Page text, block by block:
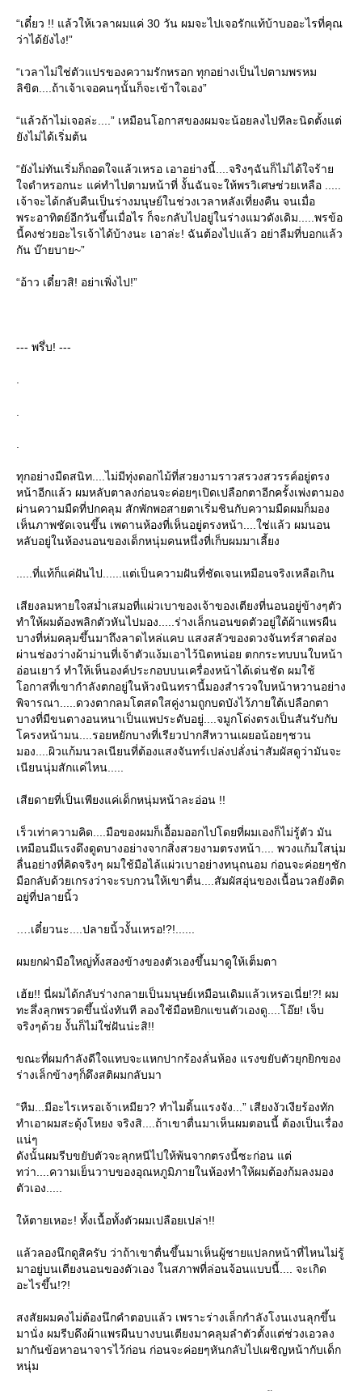
“เดี๋ยว !! แล้วให้เวลาผมแค่ 30 วัน ผมจะไปเจอรักแท้บ้าบออะไรที่คุณ
ว่าได้ยังไง!”
“เวลาไม่ใช่ตัวแปรของความรักหรอก ทุกอย่างเป็นไปตามพรหม
ลิขิต....ถ้าเจ้าเจอคนๆนั้นก็จะเข้าใจเอง”
“แล้วถ้าไม่เจอล่ะ....” เหมือนโอกาสของผมจะน้อยลงไปทีละนิดตั้งแต่
ังไม่ได้เริ่มต้น
“ยังไม่ทันเริ่มก็ถอดใจแล้วเหรอ เอาอย่างนี้....จริงๆฉันก็ไม่ได้ใจร้า
จดำหรอกนะ แค่ทำไปตามหน้าที่ งั้นฉันจะให้พรวิเศษช่วยเหลือ .....
เจ้าจะได้กลับคืนเป็นร่างมนุษย์ในช่วงเวลาหลังเที่ยงคืน จนเมื่อ
พระอาทิตย์อีกวันขึ้นเมื่อไร ก็จะกลับไปอยู่ในร่างแมวดังเดิม.....พรข้อ
นี้คงช่วยอะไรเจ้าได้บ้างนะ เอาล่ะ! ฉันต้องไปแล้ว อย่าลืมที่บอกแล้ว
กัน บ๊ายบาย~”
“อ้าว เดี๋ยวสิ! อย่าเพิ่งไป!”
--- พรึ่บ! ---
ทุกอย่างมืดสนิท....ไม่มีทุ่งดอกไม้ที่สวยงามราวสรวงสวรรค์อยู่ตรง
หน้าอีกแล้ว ผมหลับตาลงก่อนจะค่อยๆเปิดเปลือกตาอีกครั้งเพ่งตามอง
ผ่านความมืดที่ปกคลุม สักพักพอสายตาเริ่มชินกับความมืดผมก็มอง
เห็นภาพชัดเจนขึ้น เพดานห้องที่เห็นอยู่ตรงหน้า....ใช่แล้ว ผมนอน
หลับอยู่ในห้องนอนของเด็กหนุ่มคนหนึ่งที่เก็บผมมาเลี้ยง
.....ที่แท้ก็แค่ฝันไป......แต่เป็นความฝันที่ชัดเจนเหมือนจริงเหลือเกิน
เสียงลมหายใจสม่ำเสมอที่แผ่วเบาของเจ้าของเตียงที่นอนอยู่ข้างๆตัว
ทำให้ผมต้องพลิกตัวหันไปมอง.....ร่างเล็กนอนขดตัวอยู่ใต้ผ้าแพรผืน
บางที่ห่มคลุมขึ้นมาถึงลาดไหล่แคบ แสงสลัวของดวงจันทร์สาดส่อง
ผ่านช่องว่างผ้าม่านที่เจ้าตัวแง้มเอาไว้นิดหน่อย ตกกระทบบนใบหน้า
อ่อนเยาว์ ทำให้เห็นองค์ประกอบบนเครื่องหน้าได้เด่นชัด ผมใช้
อกาสที่เขากำลังตกอยู่ในห้วงนินทรานี้มองสำรวจใบหน้าหวานอย่าง
พิจารณา.....ดวงตากลมโตสดใสคู่งามถูกบดบังไว้ภายใต้เปลือกตา
บางที่มีขนตางอนหนาเป็นแพประดับอยู่....จมูกโด่งตรงเป็นสันรับกับ
ครงหน้ามน....รอยหยักบางที่เรียวปากสีหวานเผยอน้อยๆชวน
มอง....ผิวแก้มนวลเนียนที่ต้องแสงจันทร์เปล่งปลั่งน่าสัมผัสดูว่ามันจะ
เนียนนุ่มสักแค่ไหน.....
เสียดายที่เป็นเพียงแค่เด็กหนุ่มหน้าละอ่อน !!
เร็วเท่าความคิด....มือของผมก็เอื้อมออกไปโดยที่ผมเองก็ไม่รู้ตัว มัน
เหมือนมีแรงดึงดูดบางอย่างจากสิ่งสวยงามตรงหน้า.... พวงแก้มใสนุ่ม
ลื่นอย่างที่คิดจริงๆ ผมใช้มือไล้แผ่วเบาอย่างทนุถนอม ก่อนจะค่อยๆชัก
มือกลับด้วยเกรงว่าจะรบกวนให้เขาตื่น....สัมผัสอุ่นของเนื้อนวลยังติด
อยู่ที่ปลายนิ้ว
.เดี๋ยวนะ....ปลายนิ้วงั้นเหรอ!?!......
ผมยกฝ่ามือใหญ่ทั้งสองข้างของตัวเองขึ้นมาดูให้เต็มตา
เฮ้ย!! นี่ผมได้กลับร่างกลายเป็นมนุษย์เหมือนเดิมแล้วเหรอเนี่ย!?! ผม
ทะลึ่งลุกพรวดขึ้นนั่งทันที ลองใช้มือหยิกแขนตัวเองดู....โอ๊ย! เจ็บ
จริงๆด้วย งั้นก็ไม่ใช่ฝันน่ะสิ!!
ขณะที่ผมกำลังดีใจแทบจะแหกปากร้องลั่นห้อง แรงขยับตัวยุกยิกของ
ร่างเล็กข้างๆก็ดึงสติผมกลับมา
“หืม...มีอะไรเหรอเจ้าเหมียว? ทำไมดิ้นแรงจัง...” เสียงงัวเงียร้องทัก
ทำเอาผมสะดุ้งโหยง จริงสิ....ถ้าเขาตื่นมาเห็นผมตอนนี้ ต้องเป็นเรื่อง
น่ๆ
ดังนั้นผมรีบขยับตัวจะลุกหนีไปให้พ้นจากตรงนี้ซะก่อน แต่
ทว่า....ความเย็นวาบของอุณหภูมิภายในห้องทำให้ผมต้องก้มลงมอง
ตัวเอง.....
ห้ตายเหอะ! ทั้งเนื้อทั้งตัวผมเปลือยเปล่า!!
ล้วลองนึกดูสิครับ ว่าถ้าเขาตื่นขึ้นมาเห็นผู้ชายแปลกหน้าที่ไหนไม่รู้
มาอยู่บนเตียงนอนของตัวเอง ในสภาพที่ล่อนจ้อนแบบนี้.... จะเกิด
อะไรขึ้น!?!
สงสัยผมคงไม่ต้องนึกคำตอบแล้ว เพราะร่างเล็กกำลังโงนเงนลุกขึ้น
มานั่ง ผมรีบดึงผ้าแพรผืนบางบนเตียงมาคลุมลำตัวตั้งแต่ช่วงเอวลง
มากันข้อหาอนาจารไว้ก่อน ก่อนจะค่อยๆหันกลับไปเผชิญหน้ากับเด็ก
หนุ่ม